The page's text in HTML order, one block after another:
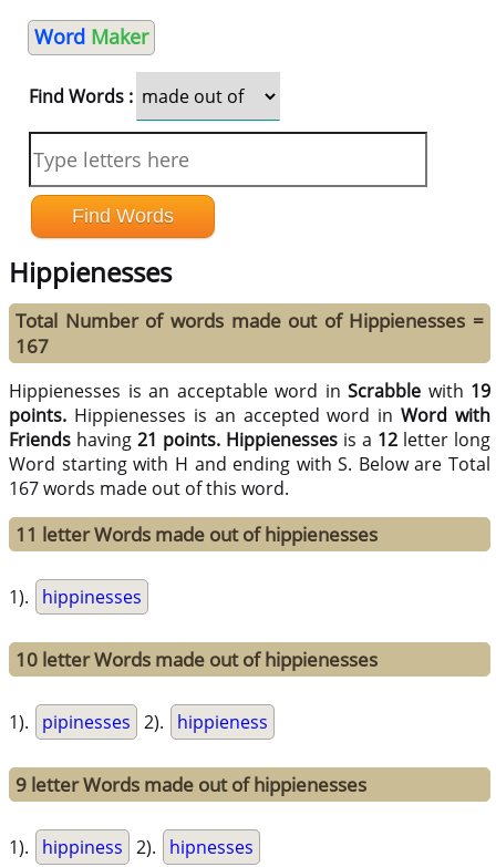
Word Maker
Find Words :
Hippienesses
Total Number of words made out of Hippienesses =
167
Hippienesses is an acceptable word inScrabble with 19
points. Hippienesses is an accepted word inWord with
Friends having21 points. Hippienesses is a 12 letter long
Word starting with H and ending with S. Below are Total
167 words made out of this word.
11 letter Words made out of hippienesses
1). hippinesses
10 letter Words made out of hippienesses
1). pipinesses 2). hippieness
9 letter Words made out of hippienesses
1). hippiness 2). hipnesses